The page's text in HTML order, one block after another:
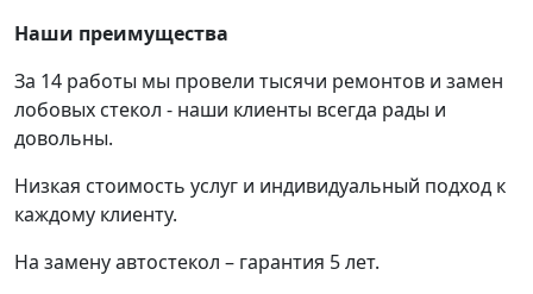
Наши преимущества
За 14 работы мы провели тысячи ремонтов и замен
лобовых стекол - наши клиенты всегда рады и
довольны.
Низкая стоимость услуг и индивидуальный подход к
каждому клиенту.
На замену автостекол – гарантия 5 лет.